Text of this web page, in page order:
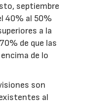
septiembre
40% al 50%
a la
de que las
de lo
son
al